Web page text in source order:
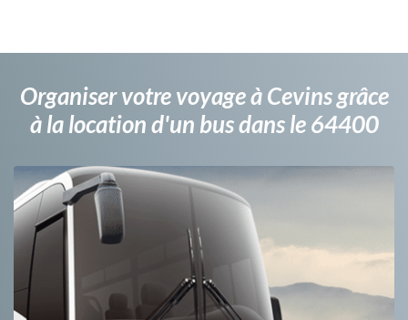
Organiser votre voyage à Cevins grâce
à la location d'un bus dans le 64400